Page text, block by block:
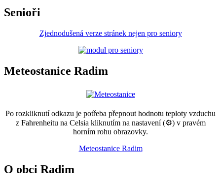
Senioři
Zjednodušená verze stránek nejen pro seniory
Meteostanice Radim
Po rozkliknutí odkazu je potřeba přepnout hodnotu teploty vzduchu
z Fahrenheitu na Celsia kliknutím na nastavení (⚙) v pravém
horním rohu obrazovky.
Meteostanice Radim
O obci Radim